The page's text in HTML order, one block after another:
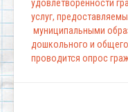
удовлетворенности
услуг,
муниципальными
дошкольного и
проводится опрос